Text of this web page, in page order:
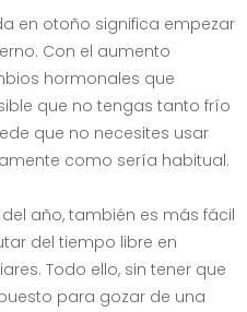
en otoño significa empezar
Con el aumento
hormonales que
que no tengas tanto frío
que no necesites usar
como sería habitual.
año, también es más fácil
del tiempo libre en
Todo ello, sin tener que
para gozar de una